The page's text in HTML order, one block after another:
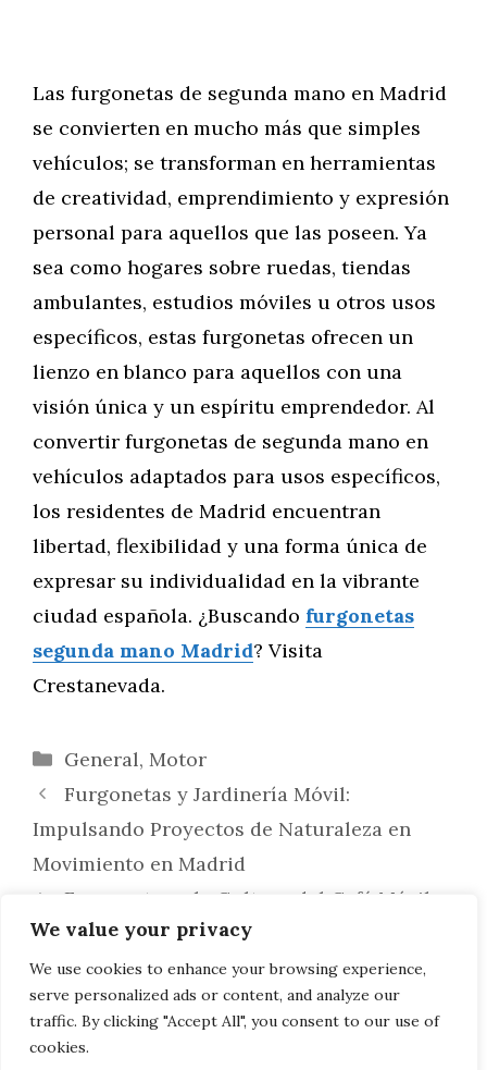
We value your privacy
We use cookies to enhance your browsing experience,
serve personalized ads or content, and analyze our
traffic. By clicking "Accept All", you consent to our use of
cookies.
Las furgonetas de segunda mano en Madrid
se convierten en mucho más que simples
vehículos; se transforman en herramientas
de creatividad, emprendimiento y expresión
personal para aquellos que las poseen. Ya
sea como hogares sobre ruedas, tiendas
ambulantes, estudios móviles u otros usos
específicos, estas furgonetas ofrecen un
lienzo en blanco para aquellos con una
visión única y un espíritu emprendedor. Al
convertir furgonetas de segunda mano en
vehículos adaptados para usos específicos,
los residentes de Madrid encuentran
libertad, flexibilidad y una forma única de
expresar su individualidad en la vibrante
ciudad española. ¿Buscando furgonetas
segunda mano Madrid? Visita
Crestanevada.
Categorías
General, Motor
Furgonetas y Jardinería Móvil:
Impulsando Proyectos de Naturaleza en
Movimiento en Madrid
Furgonetas y la Cultura del Café Móvil:
Relatos de cómo estos Vehículos se
Transforman en Cafeterías Ambulantes en
las Calles de Madrid